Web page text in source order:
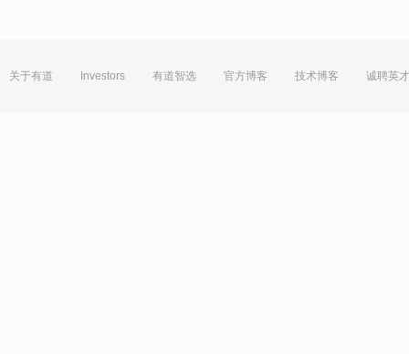
关于有道 Investors 有道智选 官方博客 技术博客 诚聘英才